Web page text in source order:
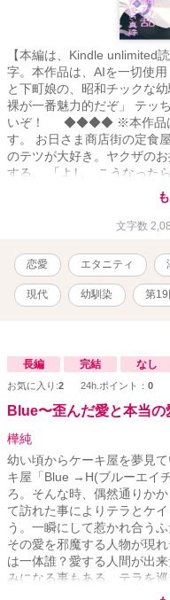
【本編は、Kindle unlimited
字。本作品は、AIを一切使
と下町娘の、昭和チックな
裸が一番魅力的だぞ」 テッ
いぞ！ ◆◆◆◆ ※本作品は
す。 お日さま商店街の定食
のテツが大好き。ヤクザの
する。 「よし、こうなった
やる～！」 意気込んでいた
に突きつける。 「屋代亭は
いたの」 次々と明かされる
春……そこへ助けにいけな
勝手すぎるよー！ 昭和から
繰り広げられる、ロマンチ
unlimited２７０万ページ突
文字数
恋愛 エタニティ
現代 幼馴染 第19
長編 完結 なし
お気に入り:2 24h.ポイント： 0
Blue〜歪んだ愛と本当の
樺純
幼い頃からケーキ屋を夢見
キ屋「Blue →H(ブルーエイ
ろ。そんな時、偶然通りか
て訪れた事によりテラとケ
う。一瞬にして惹かれ合う
その愛を邪魔する人物が現
は一体誰？愛する人間が出
みになる事もある。テラを
のは嫉妬…執着…そして殺